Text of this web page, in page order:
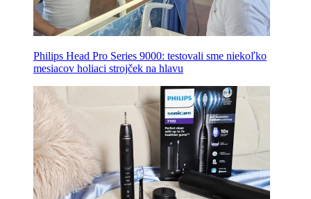
Philips Head Pro Series 9000: testovali sme niekoľko
mesiacov holiaci strojček na hlavu